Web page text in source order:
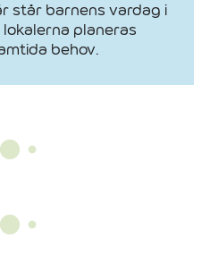
står barnens vardag i
planeras
behov.